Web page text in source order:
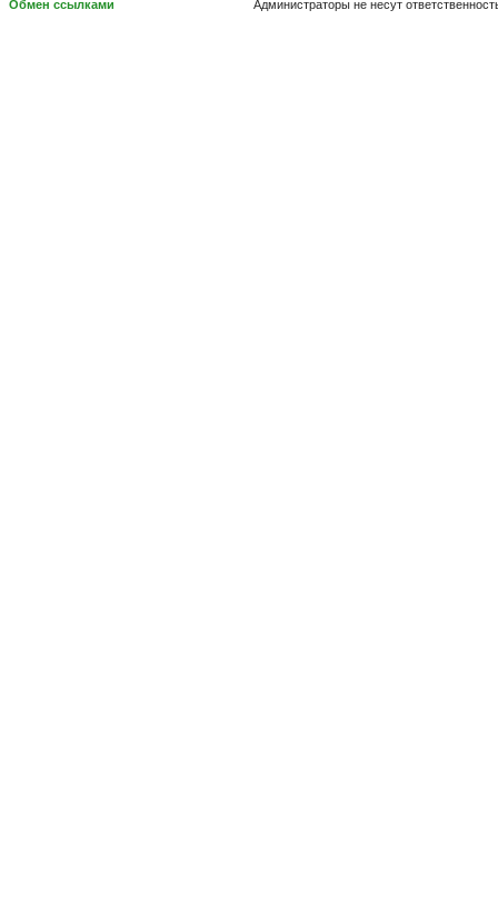
Администраторы не несут
Обмен ссылками